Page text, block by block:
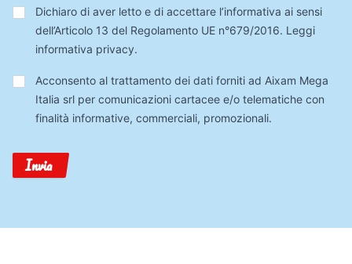
Privacy*
Dichiaro di aver letto e di accettare l’informativa ai sensi
dell’Articolo 13 del Regolamento UE n°679/2016. Leggi
informativa privacy.
Trattamento
Dati
Acconsento al trattamento dei dati forniti ad Aixam Mega
Italia srl per comunicazioni cartacee e/o telematiche con
finalità informative, commerciali, promozionali.
Invia